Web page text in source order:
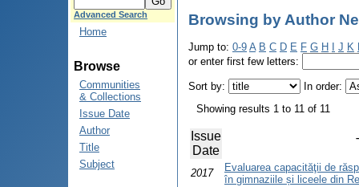
Advanced Search
Home
Browse
Communities
& Collections
Issue Date
Author
Title
Subject
Browsing by Author
Jump to: 0-9 A B C D E F G H J K
or enter first few letters:
Sort by:
In order:
Showing results 1 to 11 of 11
Issue
Date
2017
Evaluarea capacităţii de
în gimnaziile și liceele din